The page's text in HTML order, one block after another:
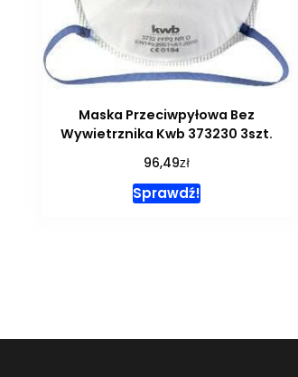
Maska Przeciwpyłowa Bez
Wywietrznika Kwb 373230 3szt.
96,49zł
Sprawdź!